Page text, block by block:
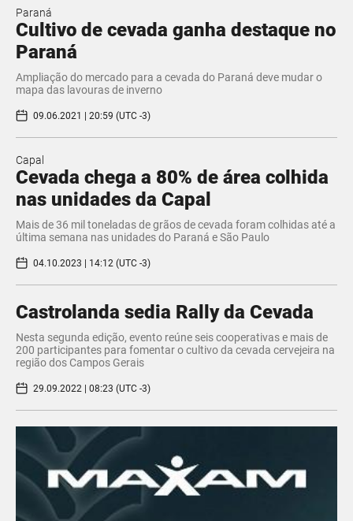
Paraná
Cultivo de cevada ganha destaque no
Paraná
Ampliação do mercado para a cevada do Paraná deve mudar o
mapa das lavouras de inverno
09.06.2021 | 20:59 (UTC -3)
Capal
Cevada chega a 80% de área colhida
nas unidades da Capal
Mais de 36 mil toneladas de grãos de cevada foram colhidas até a
última semana nas unidades do Paraná e São Paulo
04.10.2023 | 14:12 (UTC -3)
Castrolanda sedia Rally da Cevada
Nesta segunda edição, evento reúne seis cooperativas e mais de
200 participantes para fomentar o cultivo da cevada cervejeira na
região dos Campos Gerais
29.09.2022 | 08:23 (UTC -3)